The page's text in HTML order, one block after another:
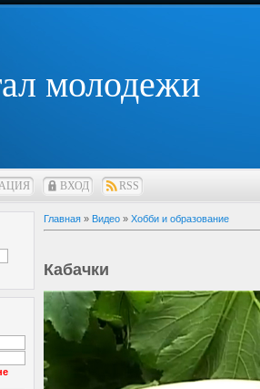
молодежи
ВХОД RSS
Главная » Видео » Хобби и образование
Кабачки